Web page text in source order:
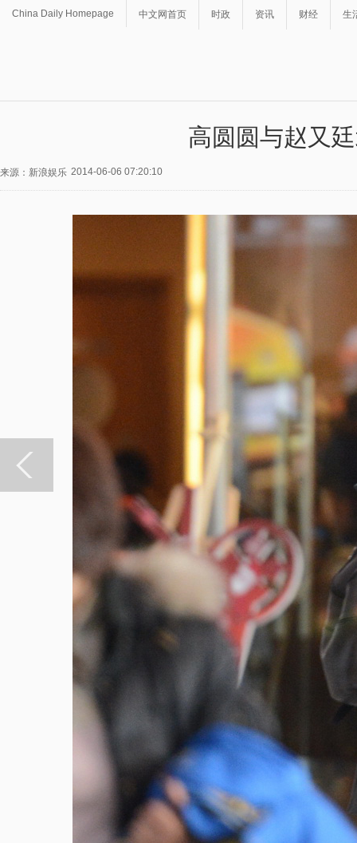
China Daily Homepage 中文网首页 时政 资讯 财经 生
高圆圆与赵又
来源：新浪娱乐 2014-06-06 07:20:10